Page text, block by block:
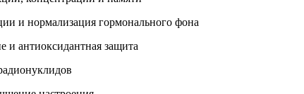
и нормализация гормонального фона
антиоксидантная защита